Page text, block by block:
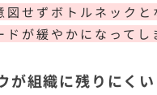
図せずボトルネックと
が緩やかになってし
が組織に残りにく